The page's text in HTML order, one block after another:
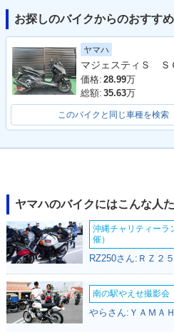
2022年 NMAX 155
ABS・フルモデルチ
ェンジ
お探しのバイクからのおすすめ
ヤマハ
価格: 28.99万
総額: 35.63万
このバイクと同じ車種を検索
ヤマハのバイクにはこんな人
沖縄チャリティーラ
催）
RZ250さん:ＲＺ２
南の駅やえせ撮影会
やらさん:ＹＡＭＡ